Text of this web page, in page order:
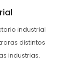
industrial
distintos
industrias.